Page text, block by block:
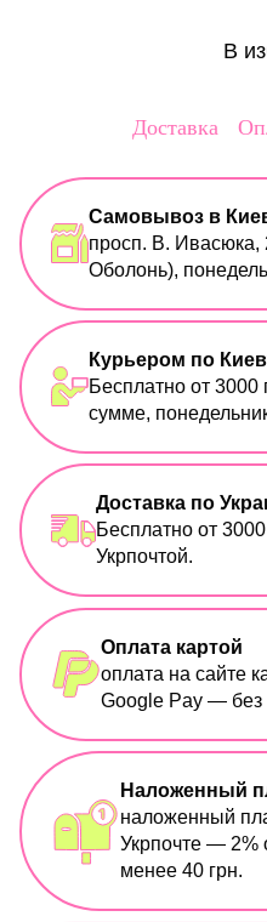
В
Доставка
Самовывоз в
просп. В.
Оболонь),
Курьером по
Бесплатно от
сумме,
Доставка по
Бесплатно от
Укрпочтой.
Оплата картой
оплата на сайте
Google Pay — без
Наложенный
наложенный
Укрпочте — 2%
менее 40 грн.